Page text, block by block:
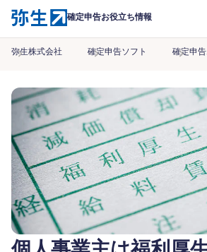
確定申告お役立ち情報
弥生株式会社 確定申告ソフト 確定申